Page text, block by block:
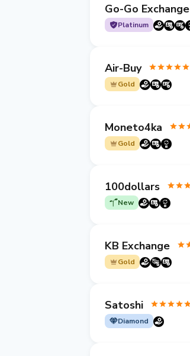
Go-Go Exchange
Platinum
Air-Buy
Gold
Moneto4ka
Gold
100dollars
New
KB Exchange
Gold
Satoshi
Diamond